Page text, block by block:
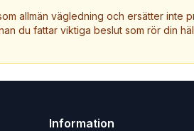
allmän vägledning och ersätter inte
du fattar viktiga beslut som rör din
Information